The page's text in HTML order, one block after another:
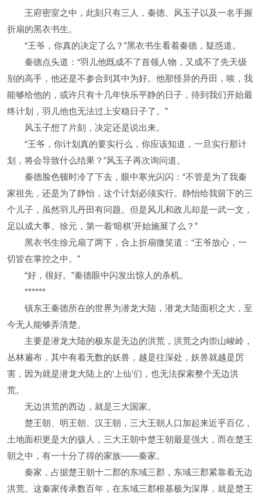
王府密室之中，此刻只有三人，秦德、风玉子以及一名手握
折扇的黑衣书生。
“王爷，你真的决定了么？”黑衣书生看着秦德，疑惑道。
秦德点头道：“羽儿他既成不了首领人物，又成不了先天级
别的高手，他还是不参合到其中为好。他那怪异的丹田，唉，我
能够给他的，或许只有十几年快乐平静的日子，待到我们开始最
终计划，羽儿他也无法过上安稳日子了。”
风玉子想了片刻，决定还是说出来。
“王爷，你计划真的要实行么，你应该知道，一旦实行那计
划，将会导致什么结果？”风玉子再次询问道。
秦德脸色顿时冷了下去，眼中寒光闪闪：“不管是为了我秦
家祖先，还是为了静怡，这个计划必须实行。静怡给我留下的三
个儿子，虽然羽儿丹田有问题。但是风儿和政儿却是一武一文，
足以成大事。徐元，第一着‘暗棋’开始施展了么？”
黑衣书生徐元扇了两下，合上折扇微笑道：“王爷放心，一
切皆在掌控之中。”
“好，很好。”秦德眼中闪发出惊人的杀机。
******
镇东王秦德所在的世界为潜龙大陆，潜龙大陆面积之大，至
今无人能够弄清楚。
主要是潜龙大陆的极东是无边的洪荒，洪荒之内崇山峻岭，
丛林遍布，其中有着无数的妖兽，越是往深处，妖兽就越是厉
害，因为就是潜龙大陆上的‘上仙’们，也无法探索整个无边洪
荒。
无边洪荒的西边，就是三大国家。
楚王朝、明王朝、汉王朝，三大王朝人口加起来近乎百亿，
土地面积更是大的骇人，三大王朝中楚王朝最是强大，而在楚王
朝之中，有一十分了得的家族——秦家。
秦家，占据楚王朝十二郡的东域三郡，东域三郡紧靠着无边
洪荒。这秦家传承数百年，在东域三郡根基极为深厚，就是楚王